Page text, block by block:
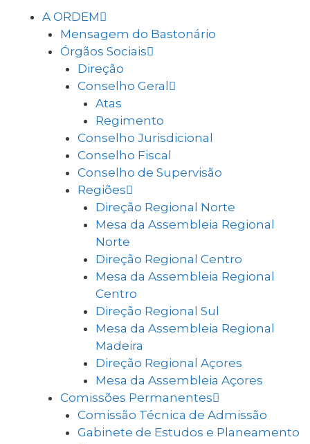
A ORDEM
Mensagem do Bastonário
Órgãos Sociais
Direção
Conselho Geral
Atas
Regimento
Conselho Jurisdicional
Conselho Fiscal
Conselho de Supervisão
Regiões
Direção Regional Norte
Mesa da Assembleia Regional
Norte
Direção Regional Centro
Mesa da Assembleia Regional
Centro
Direção Regional Sul
Mesa da Assembleia Regional
Madeira
Direção Regional Açores
Mesa da Assembleia Açores
Comissões Permanentes
Comissão Técnica de Admissão
Gabinete de Estudos e Planeamento